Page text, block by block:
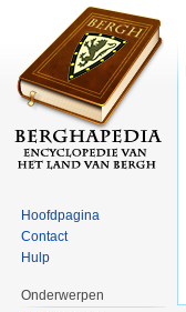
Hoofdpagina
Contact
Hulp
Onderwerpen